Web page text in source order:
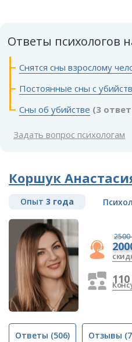
Ответы психологов
Снятся сны взрослому
Постоянные сны с
Сны об убийстве (3
Задать вопрос психологам
Коршук
Опыт 3 года
2500
Ответы (506) Отзывы